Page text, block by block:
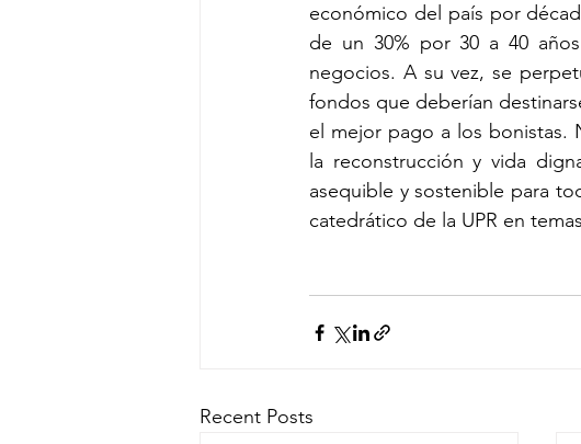
económico del país por
de un 30% por 30 a 40
negocios. A su vez, se
fondos que deberían
el mejor pago a los bonistas.
la reconstrucción y vida
asequible y sostenible para
catedrático de la UPR en
Recent Posts